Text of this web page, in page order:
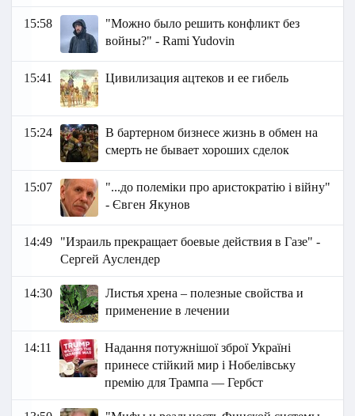
15:58
"Можно было решить конфликт без
войны?" - Rami Yudovin
15:41 Цивилизация ацтеков и ее гибель
15:24
В бартерном бизнесе жизнь в обмен на
смерть не бывает хороших сделок
15:07
"...до полеміки про аристократію і війну"
- Євген Якунов
14:49
"Израиль прекращает боевые действия в Газе" -
Сергей Ауслендер
14:30
Листья хрена – полезные свойства и
применение в лечении
14:11
Надання потужнішої зброї Україні
принесе стійкий мир і Нобелівську
премію для Трампа — Гербст